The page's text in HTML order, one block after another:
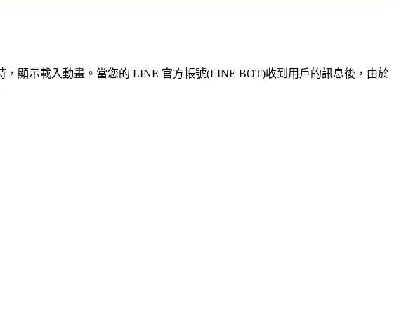
顯示載入動畫。當您的 LINE 官方帳號(LINE BOT)收到用戶的訊息後，由於